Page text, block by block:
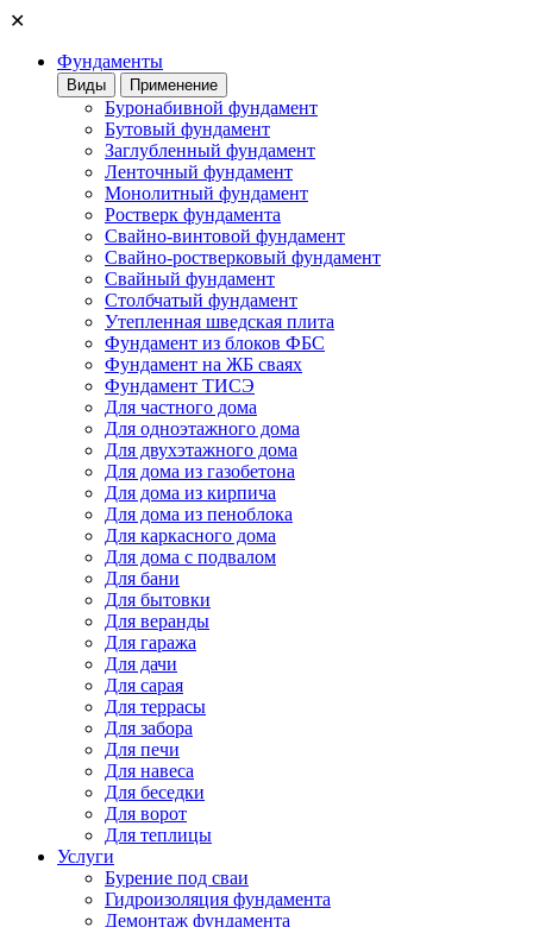
✕
Фундаменты
Виды Применение
Буронабивной фундамент
Бутовый фундамент
Заглубленный фундамент
Ленточный фундамент
Монолитный фундамент
Ростверк фундамента
Свайно-винтовой фундамент
Свайно-ростверковый фундамент
Свайный фундамент
Столбчатый фундамент
Утепленная шведская плита
Фундамент из блоков ФБС
Фундамент на ЖБ сваях
Фундамент ТИСЭ
Для частного дома
Для одноэтажного дома
Для двухэтажного дома
Для дома из газобетона
Для дома из кирпича
Для дома из пеноблока
Для каркасного дома
Для дома с подвалом
Для бани
Для бытовки
Для веранды
Для гаража
Для дачи
Для сарая
Для террасы
Для забора
Для печи
Для навеса
Для беседки
Для ворот
Для теплицы
Услуги
Бурение под сваи
Гидроизоляция фундамента
Демонтаж фундамента